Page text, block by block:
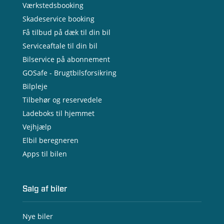
Værkstedsbooking
Skadeservice booking
Få tilbud på dæk til din bil
Serviceaftale til din bil
Bilservice på abonnement
GOSafe - Brugtbilsforsikring
Bilpleje
Tilbehør og reservedele
Ladeboks til hjemmet
Vejhjælp
Elbil beregneren
Apps til bilen
Salg af biler
Nye biler